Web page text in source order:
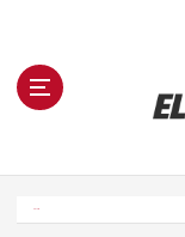
n El